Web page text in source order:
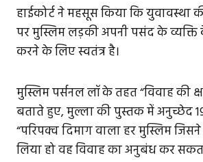
हाईकोर्ट ने महसूस किया कि युवावस्था
पर मुस्लिम लड़की अपनी पसंद के व्यक्ति
करने के लिए स्वतंत्र है।
मुस्लिम पर्सनल लॉ के तहत “विवाह की
बताते हुए, मुल्ला की पुस्तक में अनुच्छेद
“परिपक्व दिमाग वाला हर मुस्लिम जिसने
लिया हो वह विवाह का अनुबंध कर